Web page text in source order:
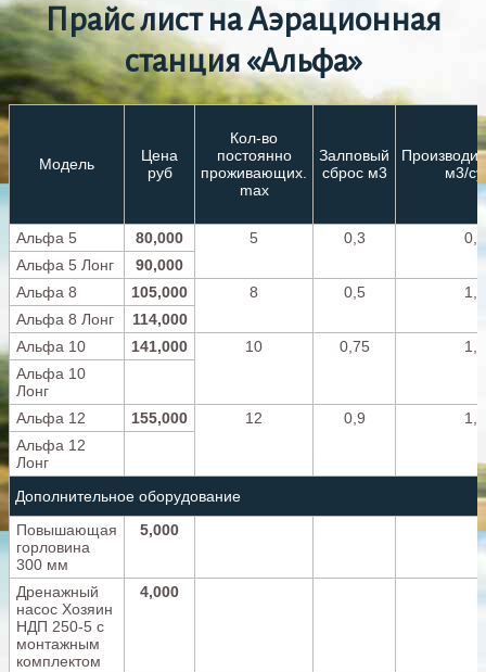
Прайс лист на Аэрационная
станция «Альфа»
Модель
Цена
руб
Кол-во
постоянно
проживающих.
max
Залповый
сброс м3
м3/
Альфа 5 80,000 5 0,3
0,8
Альфа 5 Лонг
90,000
Альфа 8
105,000 8 0,5
1,2
Альфа 8 Лонг
114,000
Альфа 10
141,000 10 0,75
1,5
Альфа 10
Лонг
Альфа 12
155,000 12 0,9
1,8
Альфа 12
Лонг
Дополнительное оборудование
Повышающая
горловина
300 мм
5,000
Дренажный
насос Хозяин
НДП 250-5 с
монтажным
комплектом
4,000